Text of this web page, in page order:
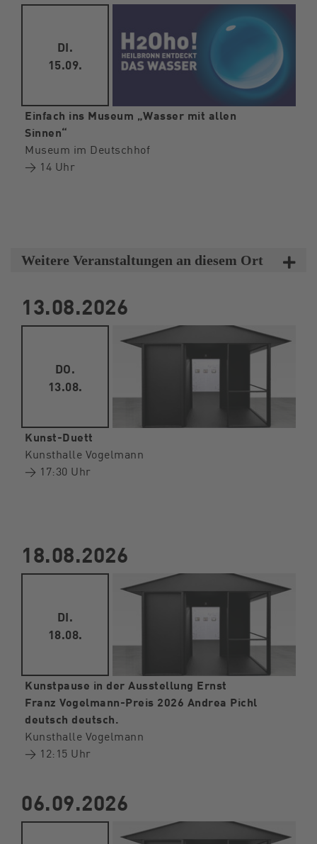
DI.
15.09.
Einfach ins Museum „Wasser mit allen
Sinnen“
Museum im Deutschhof
→ 14 Uhr
Weitere Veranstaltungen an diesem Ort
13.08.2026
DO.
13.08.
Kunst-Duett
Kunsthalle Vogelmann
→ 17:30 Uhr
18.08.2026
DI.
18.08.
Kunstpause in der Ausstellung Ernst
Franz Vogelmann-Preis 2026 Andrea Pichl
deutsch deutsch.
Kunsthalle Vogelmann
→ 12:15 Uhr
06.09.2026